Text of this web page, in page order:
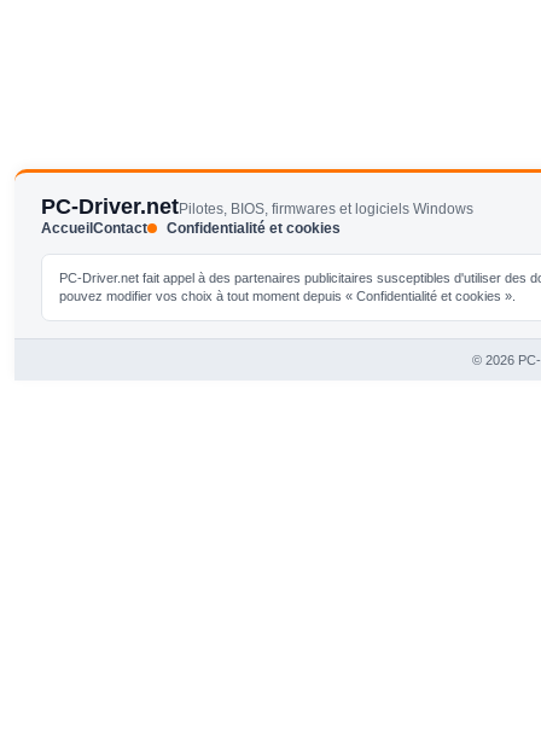
PC-Driver.netPilotes, BIOS, firmwares et logiciels Windows
AccueilContact Confidentialité et cookies
PC-Driver.net fait appel à des partenaires publicitaires susceptibles d'utiliser
pouvez modifier vos choix à tout moment depuis « Confidentialité et cookies ».
© 2026